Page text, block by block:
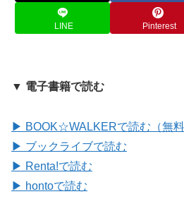
LINE Pinterest
▼ 電子書籍で読む
▶ BOOK☆WALKERで読む（無料
▶ ブックライブで読む
▶ Renta!で読む
▶ hontoで読む